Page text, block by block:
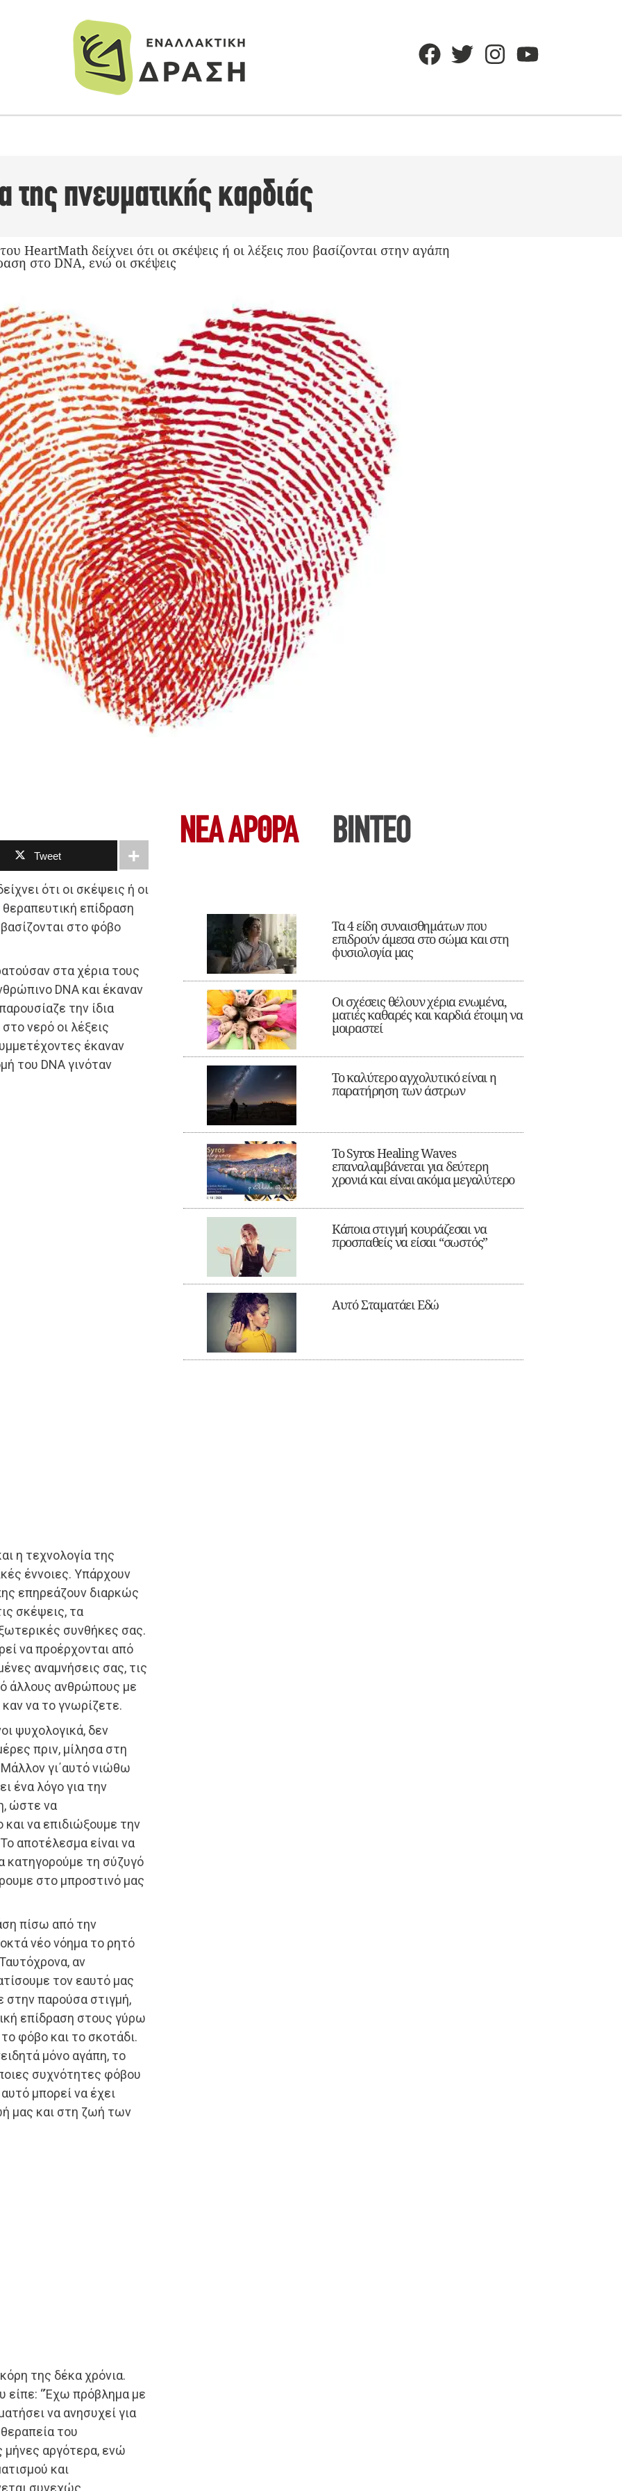
της πνευματικής καρδιάς
HeartMath δείχνει ότι οι σκέψεις ή οι λέξεις που βασίζονται στην αγάπη
στο DNA, ενώ οι σκέψεις
Tweet
ότι οι σκέψεις ή οι
επίδραση
στο φόβο
στα χέρια τους
DNA και έκαναν
την ίδια
νερό οι λέξεις
έκαναν
του DNA γινόταν
η τεχνολογία της
έννοιες. Υπάρχουν
επηρεάζουν διαρκώς
σκέψεις, τα
συνθήκες σας.
να προέρχονται από
αναμνήσεις σας, τις
άλλους ανθρώπους με
να το γνωρίζετε.
ψυχολογικά, δεν
πριν, μίλησα στη
γι΄αυτό νιώθω
ένα λόγο για την
ώστε να
να επιδιώξουμε την
αποτέλεσμα είναι να
κατηγορούμε τη σύζυγό
στο μπροστινό μας
πίσω από την
νέο νόημα το ρητό
αν
τον εαυτό μας
στην παρούσα στιγμή,
επίδραση στους γύρω
φόβο και το σκοτάδι.
μόνο αγάπη, το
συχνότητες φόβου
μπορεί να έχει
μας και στη ζωή των
της δέκα χρόνια.
“Έχω πρόβλημα με
να ανησυχεί για
του
αργότερα, ενώ
και
ΝΕΑ ΆΡΘΡΑ ΒΙΝΤΕΟ
Τα 4 είδη συναισθημάτων που
επιδρούν άμεσα στο σώμα και στη
φυσιολογία μας
Οι σχέσεις θέλουν χέρια ενωμένα,
ματιές καθαρές και καρδιά έτοιμη να
μοιραστεί
Το καλύτερο αγχολυτικό είναι η
παρατήρηση των άστρων
Το Syros Healing Waves
επαναλαμβάνεται για δεύτερη
χρονιά και είναι ακόμα μεγαλύτερο
Κάποια στιγμή κουράζεσαι να
προσπαθείς να είσαι “σωστός”
Αυτό Σταματάει Εδώ